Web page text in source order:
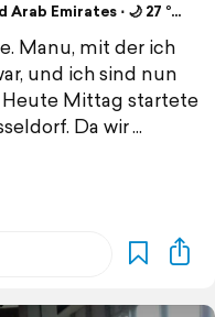
Emirates ⋅ 🌙 27 °C
Manu, mit der ich
und ich sind nun
Heute Mittag startete
Da wir